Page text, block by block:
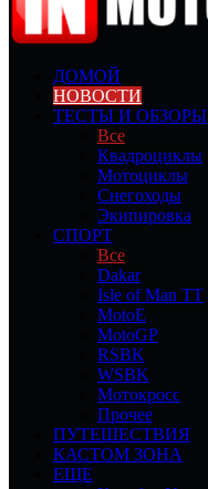
ДОМОЙ
НОВОСТИ
ТЕСТЫ И ОБЗОРЫ
Все
Квадроциклы
Мотоциклы
Снегоходы
Экипировка
СПОРТ
Все
Dakar
Isle of Man TT
MotoE
MotoGP
RSBK
WSBK
Мотокросс
Прочее
ПУТЕШЕСТВИЯ
КАСТОМ ЗОНА
ЕЩЕ